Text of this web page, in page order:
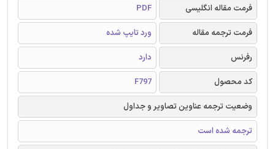
فرمت مقاله انگلیسی
PDF
فرمت ترجمه مقاله
ورد تایپ شده
رفرنس
دارد
کد محصول
F797
وضعیت ترجمه عناوین تصاویر و جداول
ترجمه شده است